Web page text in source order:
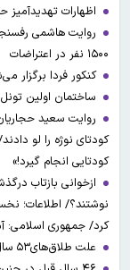
اظهارات
روایت هاشمی
۱۵۰۰ نفر در اعتراضات
کنکور فردا برگزار
ساختمان اولین
روایت سعید
کودتای نوژه را لو
کودتایی انجام گیرد!»
ازخوانی بازتاب
نوشتند؟/ اطلاعات؛
کرد/ جمهوری اسلامی:
علت طلاق‌های۵۳ سال پیش شهر تهران چه بود؟